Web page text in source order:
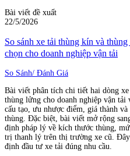
Bài viết đề xuất
22/5/2026
So sánh xe tải thùng kín và
chọn cho doanh nghiệp vận tải
So Sánh/ Đánh Giá
Bài viết phân tích chi tiết hai dòng
thùng lửng cho doanh nghiệp vận
cấu tạo, ưu nhược điểm, giá thành
thùng. Đặc biệt, bài viết mở rộng
định pháp lý về kích thước thùng,
trị thanh lý trên thị trường xe cũ.
định đầu tư xe tải đúng nhu cầu.